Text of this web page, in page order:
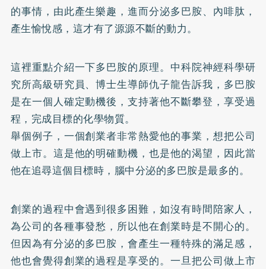
的事情，由此產生樂趣，進而分泌多巴胺、內啡肽，
產生愉悅感，這才有了源源不斷的動力。
這裡重點介紹一下多巴胺的原理。中科院神經科學研
究所高級研究員、博士生導師仇子龍告訴我，多巴胺
是在一個人確定動機後，支持著他不斷攀登，享受過
程，完成目標的化學物質。
舉個例子，一個創業者非常熱愛他的事業，想把公司
做上市。這是他的明確動機，也是他的渴望，因此當
他在追尋這個目標時，腦中分泌的多巴胺是最多的。
創業的過程中會遇到很多困難，如沒有時間陪家人，
為公司的各種事發愁，所以他在創業時是不開心的。
但因為有分泌的多巴胺，會產生一種特殊的滿足感，
他也會覺得創業的過程是享受的。一旦把公司做上市